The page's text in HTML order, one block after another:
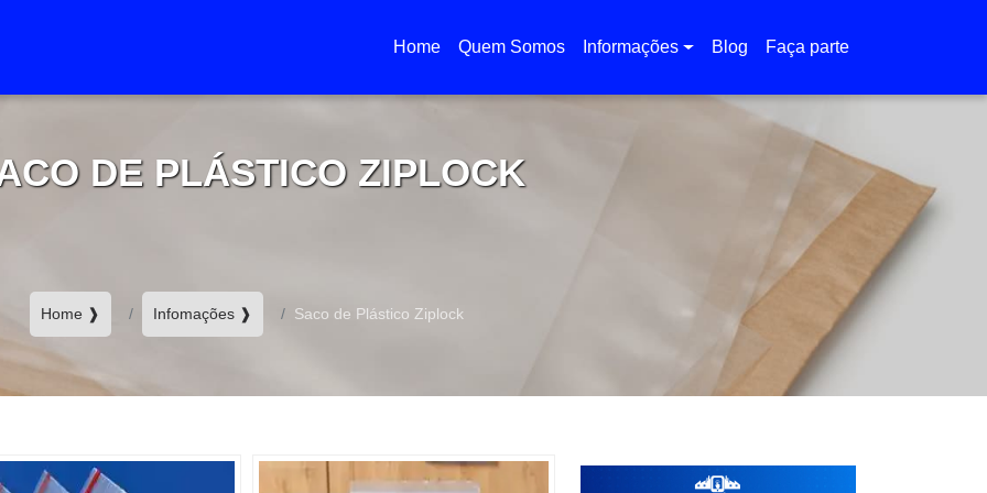
Home
(current)
Quem Somos Informações Blog Faça parte
DE PLÁSTICO ZIPLOCK
Home ❱ Infomações ❱ Saco de Plástico Ziplock